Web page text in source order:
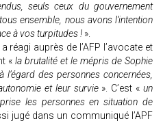
seuls ceux du gouvernement
ensemble, nous avons l’intention
à vos turpitudes ! ».
réagi auprès de l’AFP l’avocate et
« la brutalité et le mépris de Sophie
l’égard des personnes concernées,
et leur survie». C’est «un
les personnes en situation de
jugé dans un communiqué l’APF